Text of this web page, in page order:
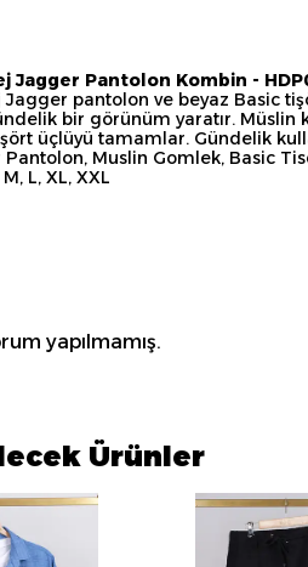
Jagger Pantolon Kombin -
pantolon ve beyaz Basic
bir görünüm yaratır.
üçlüyü tamamlar. Gündelik
Muslin Gomlek, Basic
M, L, XL, XXL
yapılmamış.
Ürünler